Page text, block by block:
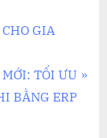
GIA
TỐI ƯU
BẰNG ERP